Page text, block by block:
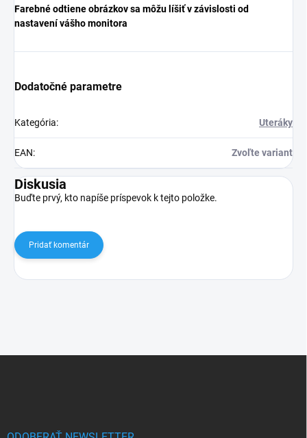
Farebné odtiene obrázkov sa môžu líšiť v závislosti od
nastavení vášho monitora
Dodatočné parametre
Kategória: Uteráky
EAN: Zvoľte variant
Diskusia
Buďte prvý, kto napíše príspevok k tejto položke.
Pridať komentár